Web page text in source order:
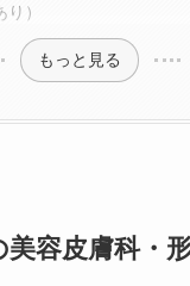
）
もっと見る
容皮膚科・